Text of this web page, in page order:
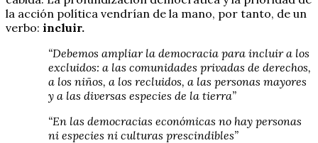
la acción política vendrían de la mano, por tanto, de un
verbo: incluir.
“Debemos ampliar la democracia para incluir a los
excluidos: a las comunidades privadas de derechos,
a los niños, a los recluidos, a las personas mayores
y a las diversas especies de la tierra”
“En las democracias económicas no hay personas
ni especies ni culturas prescindibles”